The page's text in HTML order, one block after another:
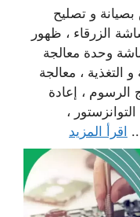
و تصليح
الزرقاء ، ظهور
وحدة معالجة
، معالجة
الرسوم ، إعادة
،
اقرأ المزيد